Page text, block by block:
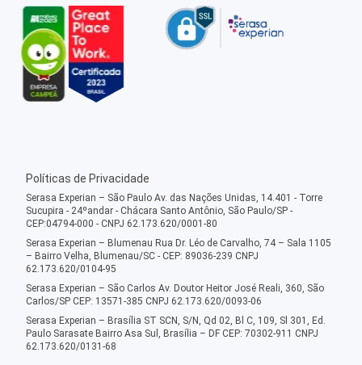
Políticas de Privacidade
Serasa Experian – São Paulo Av. das Nações Unidas, 14.401 - Torre
Sucupira - 24ºandar - Chácara Santo Antônio, São Paulo/SP -
CEP:04794-000 - CNPJ 62.173.620/0001-80
Serasa Experian – Blumenau Rua Dr. Léo de Carvalho, 74 – Sala 1105
– Bairro Velha, Blumenau/SC - CEP: 89036-239 CNPJ
62.173.620/0104-95
Serasa Experian – São Carlos Av. Doutor Heitor José Reali, 360, São
Carlos/SP CEP: 13571-385 CNPJ 62.173.620/0093-06
Serasa Experian – Brasília ST SCN, S/N, Qd 02, Bl C, 109, Sl 301, Ed.
Paulo Sarasate Bairro Asa Sul, Brasília – DF CEP: 70302-911 CNPJ
62.173.620/0131-68